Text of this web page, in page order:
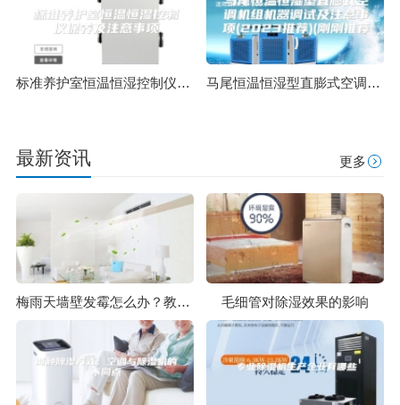
标准养护室恒温恒湿控制仪保养及注意事项 马尾恒温恒湿型直膨式空调机组机器调试及注意事项(2023推荐)(刚刚推荐)
最新资讯 更多
梅雨天墙壁发霉怎么办？教给你一招超有效的方法 毛细管对除湿效果的影响